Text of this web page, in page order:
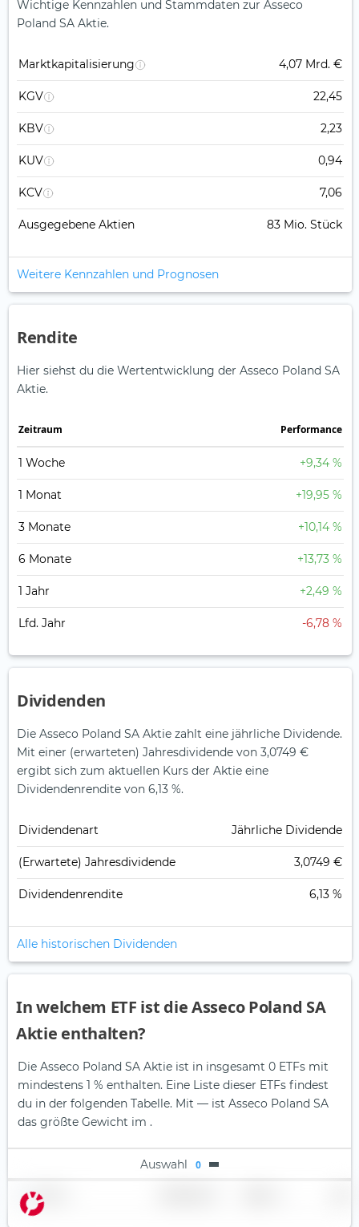
Wichtige Kennzahlen und Stammdaten zur Asseco
Poland SA Aktie.
Marktkapitalisierung 4,07 Mrd. €
KGV 22,45
KBV 2,23
KUV 0,94
KCV 7,06
Ausgegebene Aktien 83 Mio. Stück
Weitere Kennzahlen und Prognosen
Rendite
Hier siehst du die Wertentwicklung der Asseco Poland SA
Aktie.
Zeitraum Perfor­mance
1 Woche +9,34 %
1 Monat +19,95 %
3 Monate +10,14 %
6 Monate +13,73 %
1 Jahr +2,49 %
Lfd. Jahr -6,78 %
Dividenden
Die Asseco Poland SA Aktie zahlt eine jährliche Dividende.
Mit einer (erwarteten) Jahresdividende von 3,0749 €
ergibt sich zum aktuellen Kurs der Aktie eine
Dividendenrendite von 6,13 %.
Dividendenart Jährliche Dividende
(Erwartete) Jahresdividende 3,0749 €
Dividendenrendite 6,13 %
Alle historischen Dividenden
In welchem ETF ist die Asseco Poland SA
Aktie enthalten?
Die Asseco Poland SA Aktie ist in insgesamt 0 ETFs mit
mindestens 1 % enthalten. Eine Liste dieser ETFs findest
du in der folgenden Tabelle. Mit — ist Asseco Poland SA
das größte Gewicht im .
Auswahl 0
Name